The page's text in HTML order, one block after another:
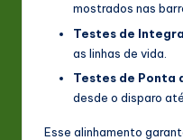
mostrados nas
Testes de
as linhas de vida.
Testes de Ponta
desde o disparo
Esse alinhamento